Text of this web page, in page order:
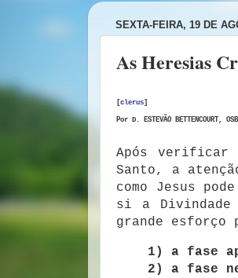
SEXTA-FEIRA, 19 DE
As Heresias
clerus
Por D. ESTEVÃO BETTENCOURT, OSB
Após verificar
Santo, a
como Jesus
si a Divindade
grande esforço
1) a fase
2) a fase